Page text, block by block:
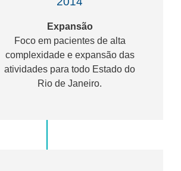
Expansão
Foco em pacientes de alta
complexidade e expansão das
atividades para todo Estado do
Rio de Janeiro.